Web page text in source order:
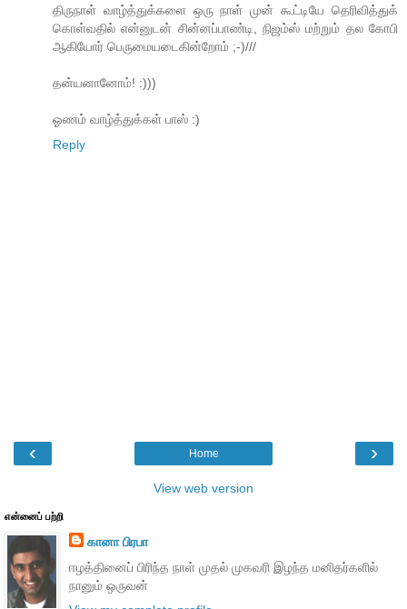
திருநாள் வாழ்த்துக்களை ஒரு நாள் முன் கூட்டியே தெரிவித்துக்
கொள்வதில் என்னுடன் சின்னப்பாண்டி, நிஜம்ஸ் மற்றும் தல கோபி
ஆகியோர் பெருமையடைகின்றோம் ;-)///
தன்யனானோம்! :)))
ஓணம் வாழ்த்துக்கள் பாஸ் :)
Reply
‹ ›
Home
View web version
என்னைப் பற்றி
கானா பிரபா
ஈழத்தினைப் பிரிந்த நாள் முதல் முகவரி இழந்த மனிதர்களில்
நானும் ஒருவன்